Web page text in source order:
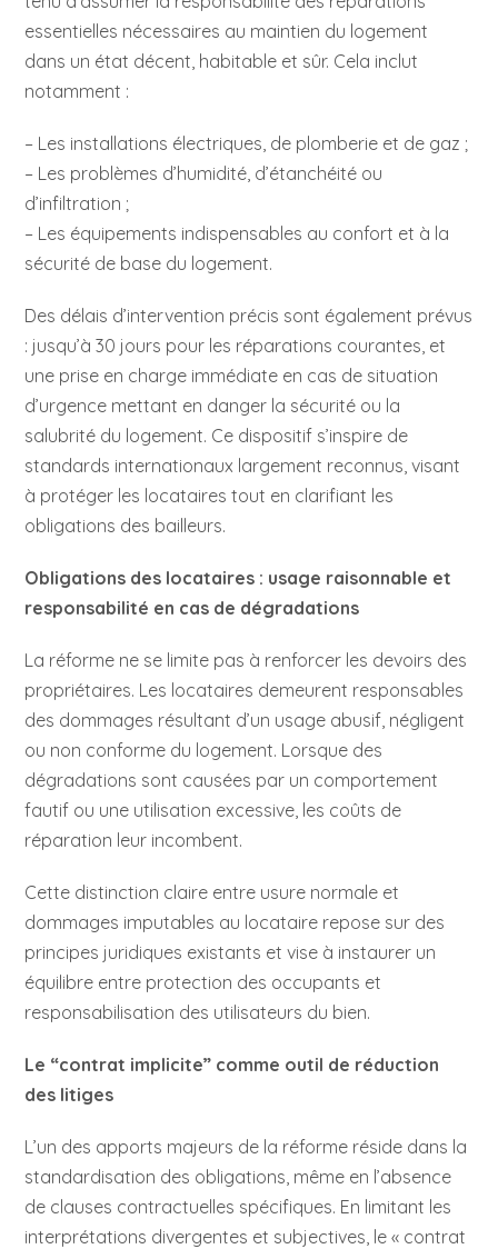
essentielles nécessaires au maintien du logement
dans un état décent, habitable et sûr. Cela inclut
notamment :
– Les installations électriques, de plomberie et de gaz ;
– Les problèmes d’humidité, d’étanchéité ou
d’infiltration ;
– Les équipements indispensables au confort et à la
sécurité de base du logement.
Des délais d’intervention précis sont également prévus
: jusqu’à 30 jours pour les réparations courantes, et
une prise en charge immédiate en cas de situation
d’urgence mettant en danger la sécurité ou la
salubrité du logement. Ce dispositif s’inspire de
standards internationaux largement reconnus, visant
à protéger les locataires tout en clarifiant les
obligations des bailleurs.
Obligations des locataires : usage raisonnable et
responsabilité en cas de dégradations
La réforme ne se limite pas à renforcer les devoirs des
propriétaires. Les locataires demeurent responsables
des dommages résultant d’un usage abusif, négligent
ou non conforme du logement. Lorsque des
dégradations sont causées par un comportement
fautif ou une utilisation excessive, les coûts de
réparation leur incombent.
Cette distinction claire entre usure normale et
dommages imputables au locataire repose sur des
principes juridiques existants et vise à instaurer un
équilibre entre protection des occupants et
responsabilisation des utilisateurs du bien.
Le “contrat implicite” comme outil de réduction
des litiges
L’un des apports majeurs de la réforme réside dans la
standardisation des obligations, même en l’absence
de clauses contractuelles spécifiques. En limitant les
interprétations divergentes et subjectives, le « contrat